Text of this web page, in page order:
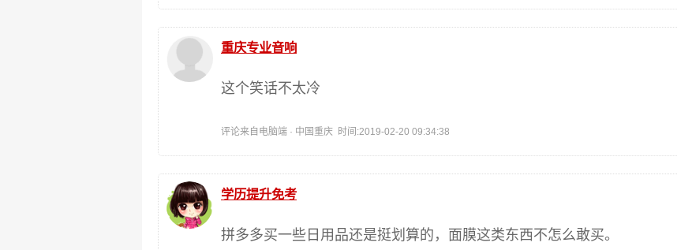
重庆专业音响
这个笑话不太冷
评论来自电脑端 · 中国重庆 时间:2019-02-20 09:34:38
学历提升免考
拼多多买一些日用品还是挺划算的，面膜这类东西不怎么敢买。